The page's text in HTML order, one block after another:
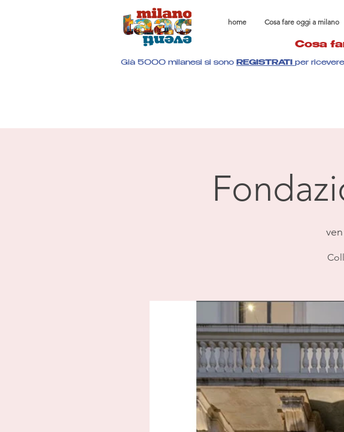
home Cosa fare oggi a milano
Cosa
Già 5000 milanesi si sono REGISTRATI per